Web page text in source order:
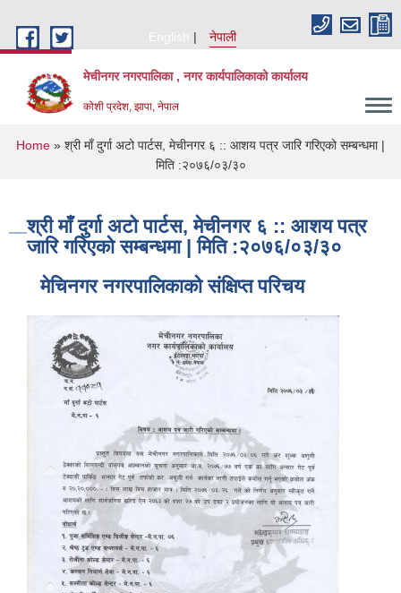
English
नेपाली
मेचीनगर नगरपालिका , नगर कार्यपालिकाको कार्यालय
कोशी प्रदेश, झापा, नेपाल
You are here
Home » श्री माँ दुर्गा अटो पार्टस, मेचीनगर ६ :: आशय पत्र जारि गरिएको सम्बन्धमा |
मिति :२०७६/०३/३०
श्री माँ दुर्गा अटो पार्टस, मेचीनगर ६ :: आशय पत्र
जारि गरिएको सम्बन्धमा | मिति :२०७६/०३/३०
मेचिनगर नगरपालिकाको संक्षिप्‍त परिचय